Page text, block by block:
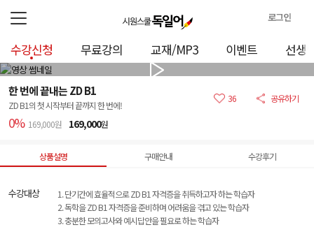
인
로그인
수강신청 무료강의 교재/MP3 이벤트 선생
한 번에 끝내는 ZD B1
ZD B1의 첫 시작부터 끝까지 한 번에!
0% 169,000원 169,000원
36 공유하기
상품설명 구매안내 수강후기
수강대상
1. 단기간에 효율적으로 ZD B1 자격증을 취득하고자 하는 학습자
2. 독학을 ZD B1 자격증을 준비하며 어려움을 겪고 있는 학습자
3. 충분한 모의고사와 예시답안을 필요로 하는 학습자